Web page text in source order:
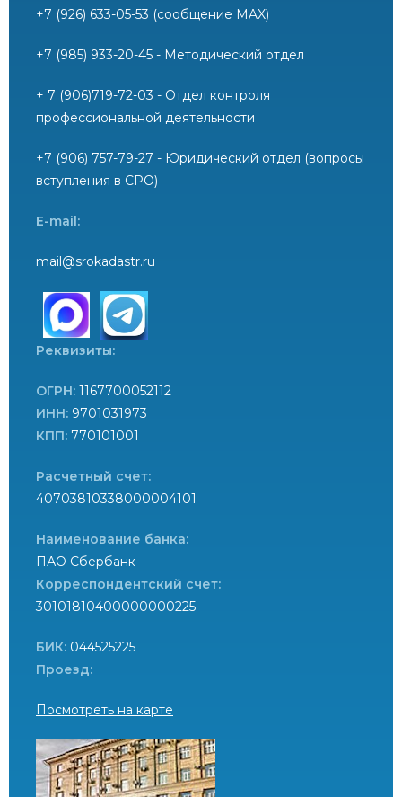
+7 (926) 633-05-53 (сообщение MAX)
+7 (985) 933-20-45 - Методический отдел
+ 7 (906)719-72-03 - Отдел контроля
профессиональной деятельности
+7 (906) 757-79-27 - Юридический отдел (вопросы
вступления в СРО)
E-mail:
mail@srokadastr.ru
Реквизиты:
ОГРН: 1167700052112
ИНН: 9701031973
КПП: 770101001
Расчетный счет:
40703810338000004101
Наименование банка:
ПАО Сбербанк
Корреспондентский счет:
30101810400000000225
БИК: 044525225
Проезд:
Посмотреть на карте